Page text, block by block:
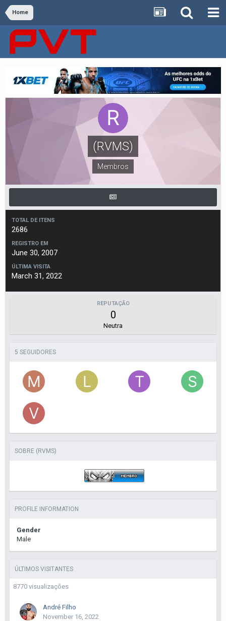
Home
(RVMS)
Membros
TOTAL DE ITENS
2686
REGISTRO EM
June 30, 2007
ÚLTIMA VISITA
March 31, 2022
REPUTAÇÃO
0
Neutra
5 SEGUIDORES
SOBRE (RVMS)
PROFILE INFORMATION
Gender
Male
ÚLTIMOS VISITANTES
8770 visualizações
André Filho
November 16, 2022